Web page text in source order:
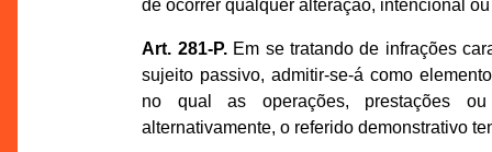
de ocorrer qualquer alteração, intencional
Art. 281-P.Em se tratando de infrações
sujeito passivo, admitir-se-á como
no qual as operações, prestações ou
alternativamente, o referido demonstrativo